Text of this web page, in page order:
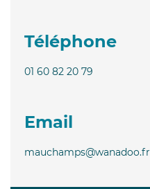
Téléphone
01 60 82 20 79
Email
mauchamps@wanadoo.fr